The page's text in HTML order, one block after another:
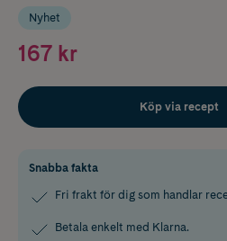
Nyhet
167 kr
Köp via recept
Snabba fakta
Fri frakt för dig som handlar
Betala enkelt med Klarna.